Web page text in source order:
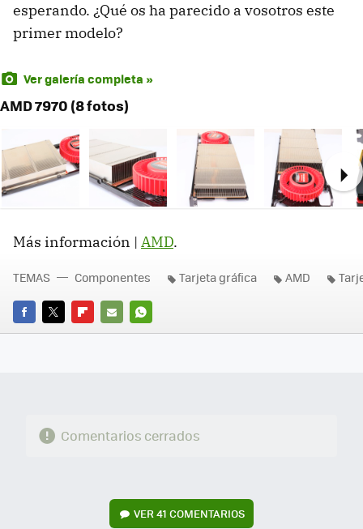
esperando. ¿Qué os ha parecido a vosotros este
primer modelo?
Ver galería completa »
AMD 7970 (8 fotos)
Más información | AMD.
FACEBOOK
TWITTERFLIPBOARD
E-
WHATSAPP
TEMAS Componentes Tarjeta gráfica AMD
Comentarios cerrados
VER41 COMENTARIOS